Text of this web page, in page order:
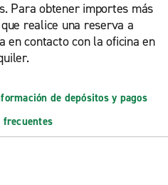
Para obtener importes más
realice una reserva a
en contacto con la oficina en
de depósitos y pagos